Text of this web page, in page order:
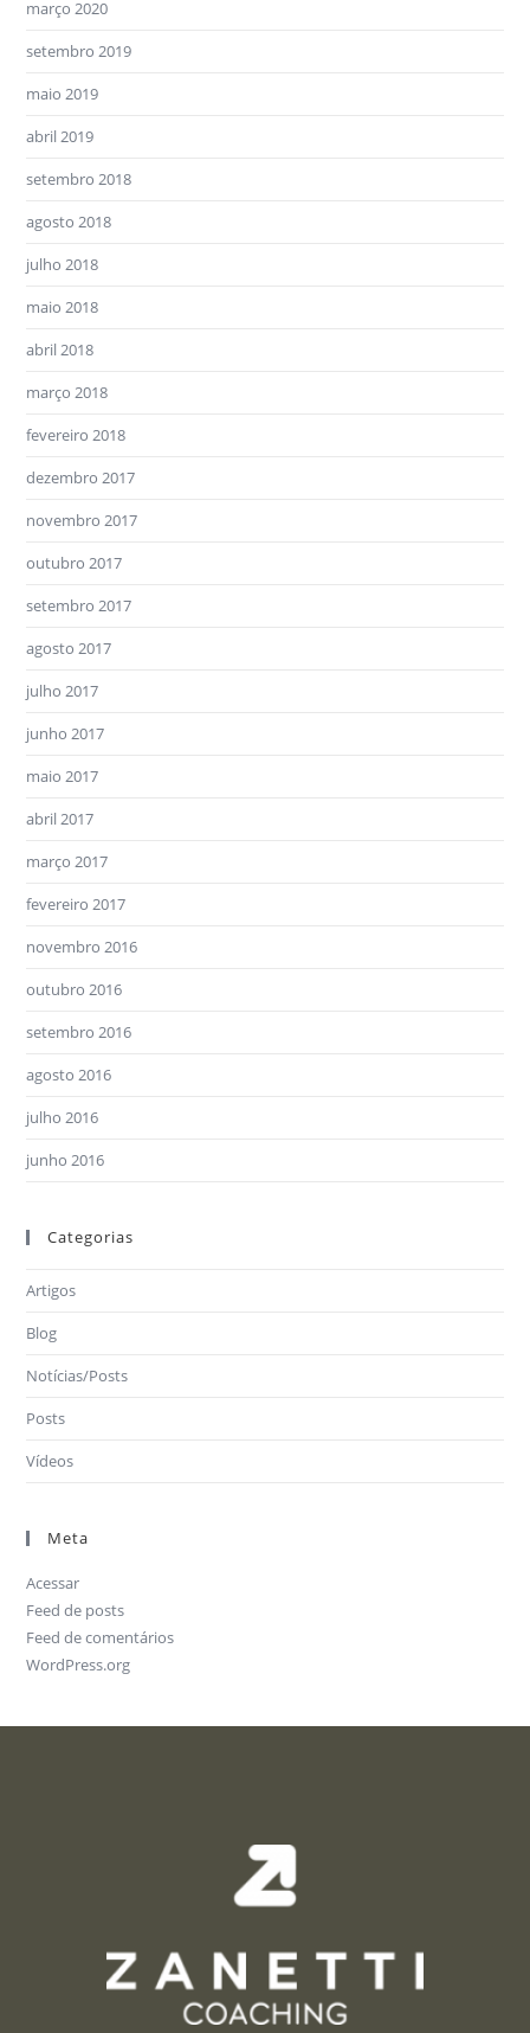
março 2020
setembro 2019
maio 2019
abril 2019
setembro 2018
agosto 2018
julho 2018
maio 2018
abril 2018
março 2018
fevereiro 2018
dezembro 2017
novembro 2017
outubro 2017
setembro 2017
agosto 2017
julho 2017
junho 2017
maio 2017
abril 2017
março 2017
fevereiro 2017
novembro 2016
outubro 2016
setembro 2016
agosto 2016
julho 2016
junho 2016
Categorias
Artigos
Blog
Notícias/Posts
Posts
Vídeos
Meta
Acessar
Feed de posts
Feed de comentários
WordPress.org